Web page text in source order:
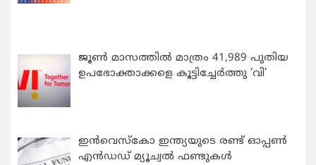
ജൂൺ മാസത്തിൽ മാത്രം 41,989 പുതിയ
ഉപഭോക്താക്കളെ കൂട്ടിച്ചേർത്തു ‘വി’
ഇന്‍വെസ്കോ ഇന്ത്യയുടെ രണ്ട് ഓപ്പണ്‍
എന്‍ഡഡ് മ്യൂച്വല്‍ ഫണ്ടുകള്‍